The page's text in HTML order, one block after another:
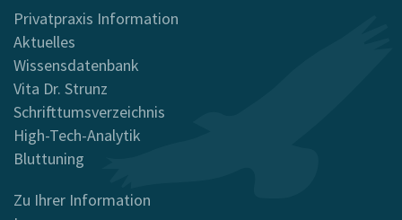
Privatpraxis Information
Aktuelles
Wissensdatenbank
Vita Dr. Strunz
Schrifttumsverzeichnis
High-Tech-Analytik
Bluttuning
Zu Ihrer Information